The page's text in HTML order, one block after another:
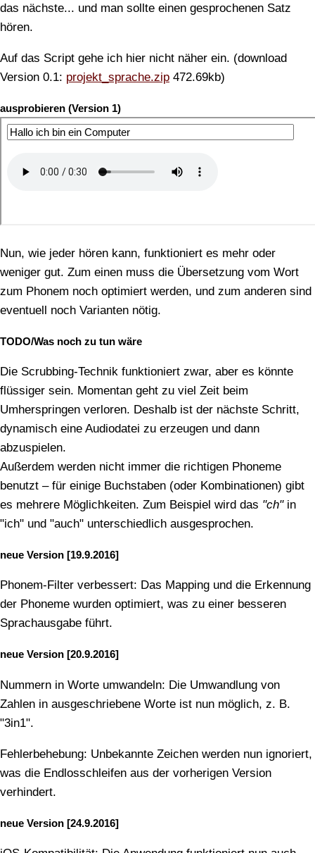
das nächste... und man sollte einen gesprochenen Satz
hören.
Auf das Script gehe ich hier nicht näher ein. (download
Version 0.1: projekt_sprache.zip 472.69kb)
ausprobieren (Version 1)
Nun, wie jeder hören kann, funktioniert es mehr oder
weniger gut. Zum einen muss die Übersetzung vom Wort
zum Phonem noch optimiert werden, und zum anderen sind
eventuell noch Varianten nötig.
TODO/Was noch zu tun wäre
Die Scrubbing-Technik funktioniert zwar, aber es könnte
flüssiger sein. Momentan geht zu viel Zeit beim
Umherspringen verloren. Deshalb ist der nächste Schritt,
dynamisch eine Audiodatei zu erzeugen und dann
abzuspielen.
Außerdem werden nicht immer die richtigen Phoneme
benutzt – für einige Buchstaben (oder Kombinationen) gibt
es mehrere Möglichkeiten. Zum Beispiel wird das "ch"in
"ich" und "auch" unterschiedlich ausgesprochen.
neue Version [19.9.2016]
Phonem-Filter verbessert: Das Mapping und die Erkennung
der Phoneme wurden optimiert, was zu einer besseren
Sprachausgabe führt.
neue Version [20.9.2016]
Nummern in Worte umwandeln: Die Umwandlung von
Zahlen in ausgeschriebene Worte ist nun möglich, z. B.
"3in1".
Fehlerbehebung: Unbekannte Zeichen werden nun ignoriert,
was die Endlosschleifen aus der vorherigen Version
verhindert.
neue Version [24.9.2016]